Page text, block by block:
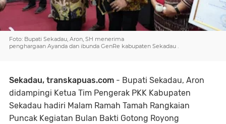
Foto: Bupati Sekadau, Aron, SH menerima
penghargaan Ayanda dan ibunda GenRe kabupaten Sekadau .
Sekadau, transkapuas.com - Bupati Sekadau, Aron
didampingi Ketua Tim Pengerak PKK Kabupaten
Sekadau hadiri Malam Ramah Tamah Rangkaian
Puncak Kegiatan Bulan Bakti Gotong Royong